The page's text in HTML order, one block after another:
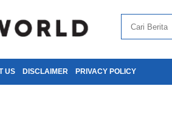
US DISCLAIMER PRIVACY POLICY